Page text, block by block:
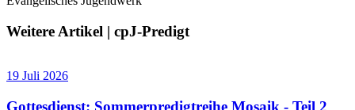
Weitere Artikel | cpJ-Predigt
19 Juli 2026
Gottesdienst: Sommerpredigtreihe Mosaik - Teil 2